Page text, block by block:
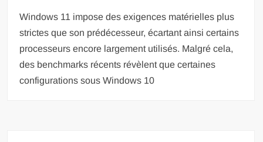
Windows 11 impose des exigences matérielles plus
strictes que son prédécesseur, écartant ainsi certains
processeurs encore largement utilisés. Malgré cela,
des benchmarks récents révèlent que certaines
configurations sous Windows 10